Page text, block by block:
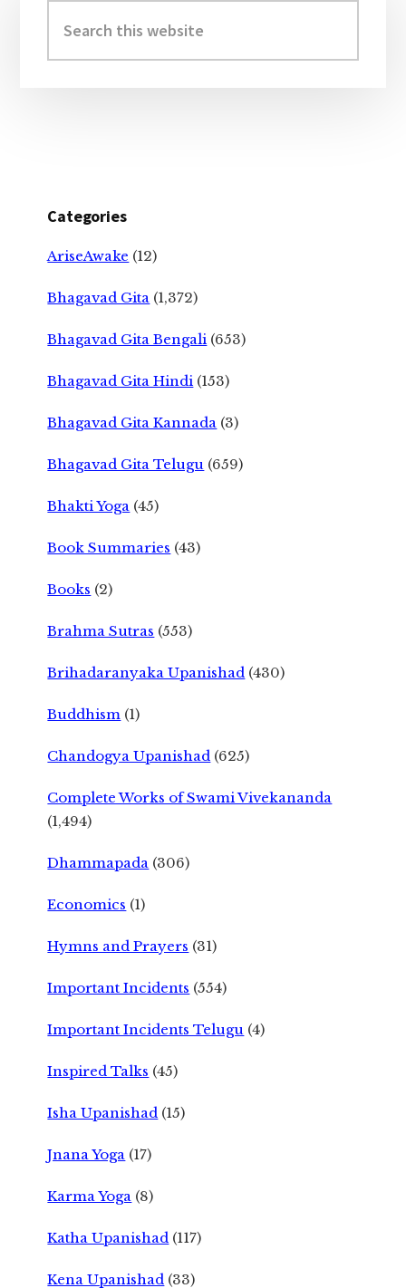
Sidebar
this
website
Categories
AriseAwake (12)
Bhagavad Gita (1,372)
Bhagavad Gita Bengali (653)
Bhagavad Gita Hindi (153)
Bhagavad Gita Kannada (3)
Bhagavad Gita Telugu (659)
Bhakti Yoga (45)
Book Summaries (43)
Books (2)
Brahma Sutras (553)
Brihadaranyaka Upanishad (430)
Buddhism (1)
Chandogya Upanishad (625)
Complete Works of Swami Vivekananda
(1,494)
Dhammapada (306)
Economics (1)
Hymns and Prayers (31)
Important Incidents (554)
Important Incidents Telugu (4)
Inspired Talks (45)
Isha Upanishad (15)
Jnana Yoga (17)
Karma Yoga (8)
Katha Upanishad (117)
Kena Upanishad (33)